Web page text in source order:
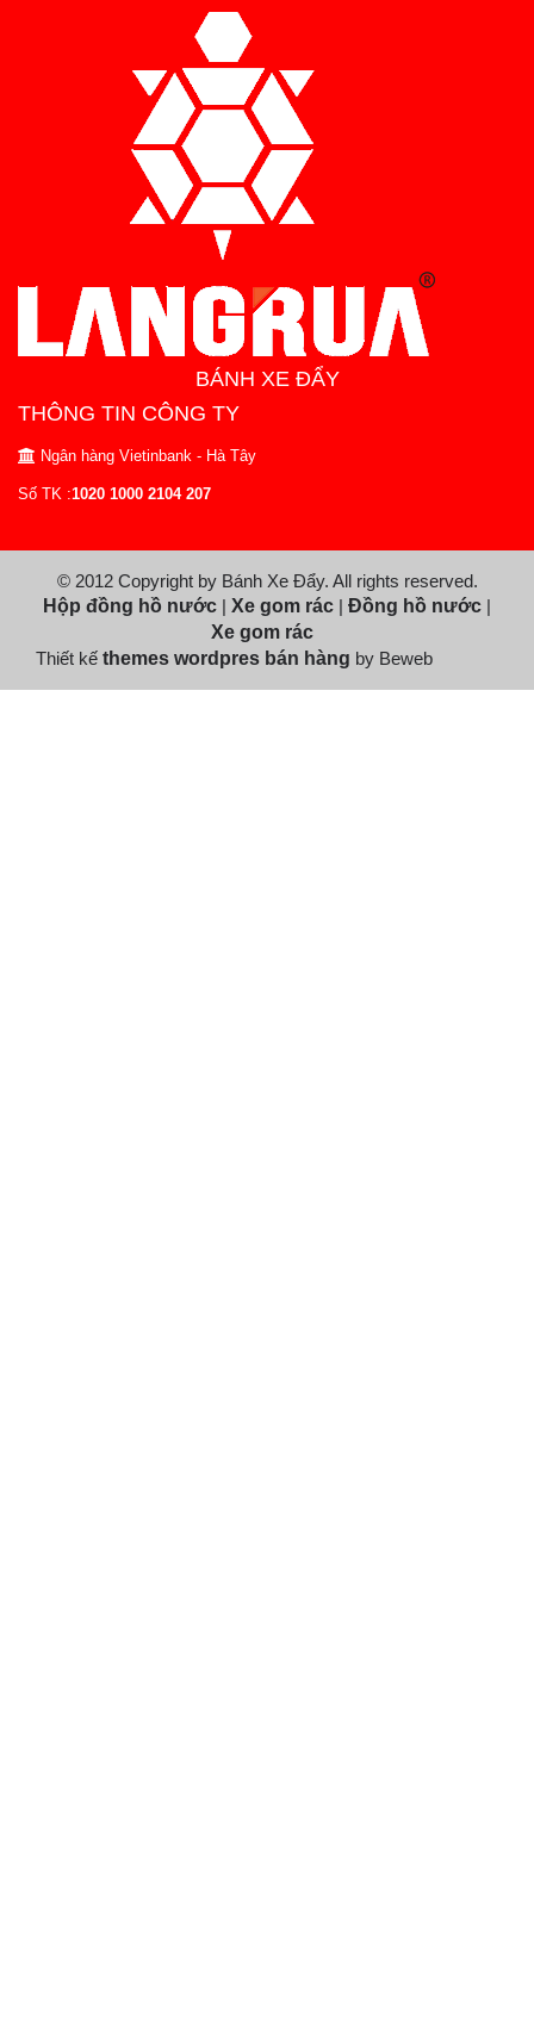
BÁNH XE ĐẨY
THÔNG TIN CÔNG TY
Ngân hàng Vietinbank - Hà Tây
Số TK :1020 1000 2104 207
© 2012 Copyright by Bánh Xe Đẩy. All rights reserved.
Hộp đồng hồ nước | Xe gom rác | Đồng hồ nước |
Xe gom rác
Thiết kế themes wordpres bán hàng by Beweb